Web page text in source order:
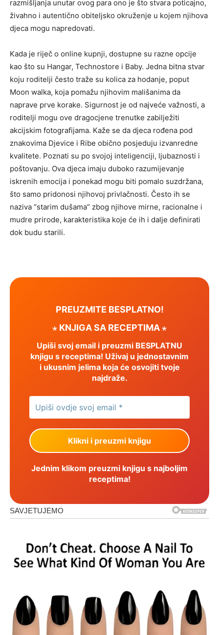
razmišljanja unutar ovog para ono je što stvara poticajno,
živahno i autentično obiteljsko okruženje u kojem njihova
djeca mogu napredovati.
Kada je riječ o online kupnji, dostupne su razne opcije
kao što su Hangar, Technostore i Baby. Jedna bitna stvar
koju roditelji često traže su kolica za hodanje, poput
Moon walka, koja pomažu njihovim mališanima da
naprave prve korake. Sigurnost je od najveće važnosti, a
roditelji mogu ove dragocjene trenutke zabilježiti
akcijskim fotografijama. Kaže se da djeca rođena pod
znakovima Djevice i Ribe obično posjeduju izvanredne
kvalitete. Poznati su po svojoj inteligenciji, ljubaznosti i
poštovanju. Ova djeca imaju duboko razumijevanje
iskrenih emocija i ponekad mogu biti pomalo suzdržana,
što samo pridonosi njihovoj privlačnosti. Često ih se
naziva “starim dušama” zbog njihove mirne, racionalne i
mudre prirode, karakteristika koje će ih i dalje definirati
dok budu starili.
PREUZMITE BESPLATNO!
⋆ KNJIGA SA RECEPTIMA ⋆
Upiši svoj email i preuzmi BESPLATNU
knjigu s receptima! Uživaj u jednostavnim
i ukusnim jelima koja će osvojiti tvoje
najdraže.
Jednim klikom preuzmi knjigu s najboljim
receptima!